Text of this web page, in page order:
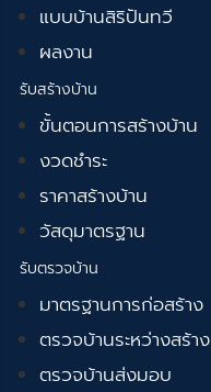
แบบบ้านสิริปันทวี
ผลงาน
รับสร้างบ้าน
ขั้นตอนการสร้างบ้าน
งวดชำระ
ราคาสร้างบ้าน
วัสดุมาตรฐาน
รับตรวจบ้าน
มาตรฐานการก่อสร้าง
ตรวจบ้านระหว่างสร้าง
ตรวจบ้านส่งมอบ